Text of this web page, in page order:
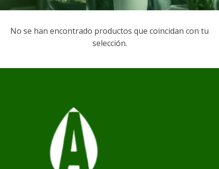
No se han encontrado productos que coincidan con tu
selección.